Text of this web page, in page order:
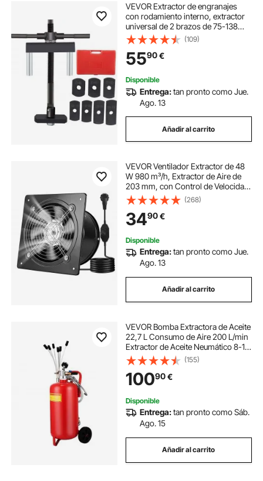
VEVOR Extractor de engranajes
con rodamiento interno, extractor
universal de 2 brazos de 75-138
mm, extractor de cilindros de acero
45, 7 placas de extracción,
extractor manual de carcasa
(109)
5590€
Disponible
Entrega:tan pronto como Jue.
Ago. 13
Añadir al carrito
VEVOR Ventilador Extractor de 48
W 980 m³/h, Extractor de Aire de
203 mm, con Control de Velocidad
y Válvula Antirretorno, Montaje para
Pared, Ventilación para Cocina
Baño Garaje Sótano Ático Taller
(268)
3490€
Disponible
Entrega:tan pronto como Jue.
Ago. 13
Añadir al carrito
VEVOR Bomba Extractora de Aceite
22,7 L Consumo de Aire 200 L/min
Extractor de Aceite Neumático 8-10
bar con Asa Portátil y Ruedas
Extractor Aceite para Automóvil/
Motocicleta/ Barco/ Caravana
(155)
10090€
Disponible
Entrega:tan pronto como Sáb.
Ago. 15
Añadir al carrito